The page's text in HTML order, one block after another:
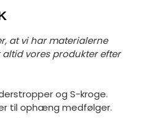
at vi har materialerne
vores produkter efter
og S-kroge.
til ophæng medfølger.